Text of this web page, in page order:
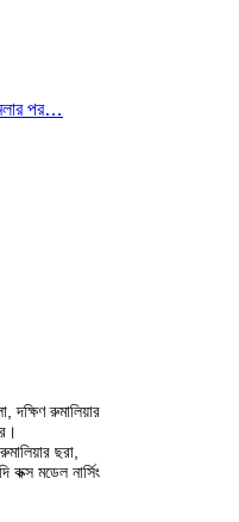
পর…
দক্ষিণ রুমালিয়ার
ছরা,
কক্স মডেল নার্সিং